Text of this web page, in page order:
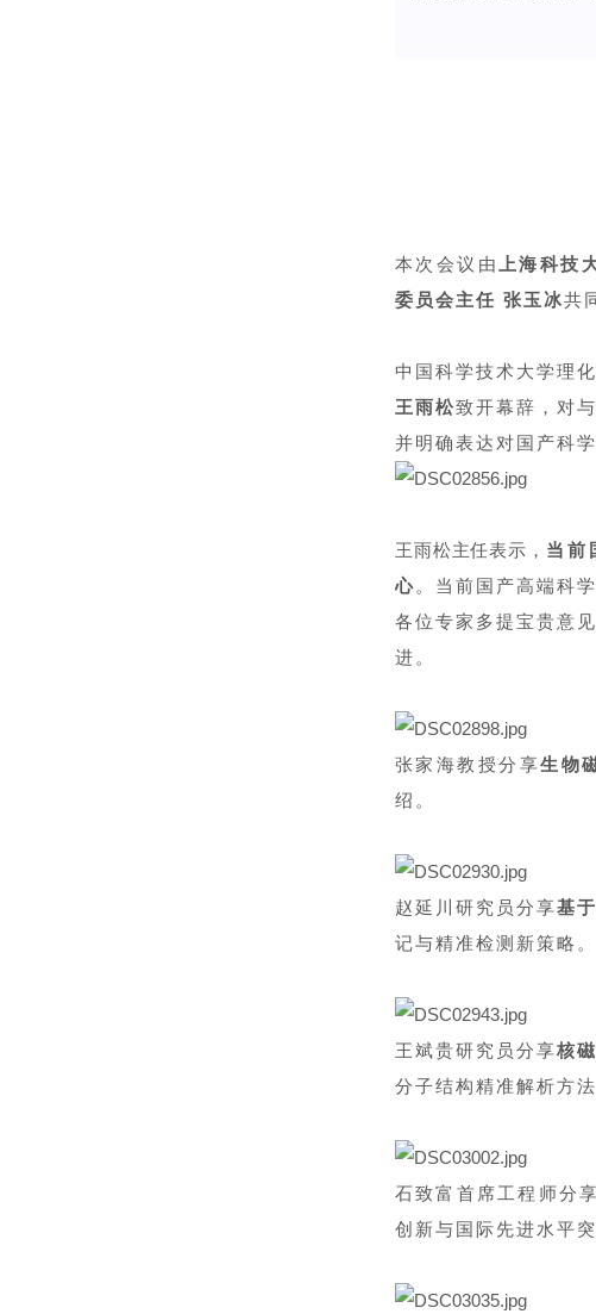
本次会议由 上海科技
委员会主任 张玉冰共
中国科学技术大学理
王雨松致开幕辞，对
并明确表达对国产科
王雨松主任表示， 当前
心。当前国产高端科
各位专家多提宝贵意
进。
张家海教授分享生物
绍。
赵延川研究员分享基
记与精准检测新策略。
王斌贵研究员分享核
分子结构精准解析方法
石致富首席工程师分享
创新与国际先进水平突